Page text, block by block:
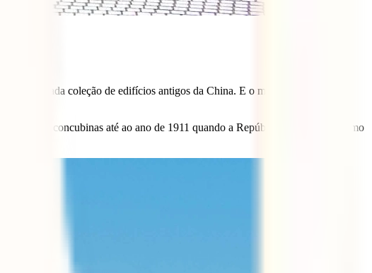
preservada coleção de edifícios antigos da China. E o maior complexo
servos e concubinas até ao ano de 1911 quando a República derrubou o último